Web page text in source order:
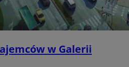
w Galerii